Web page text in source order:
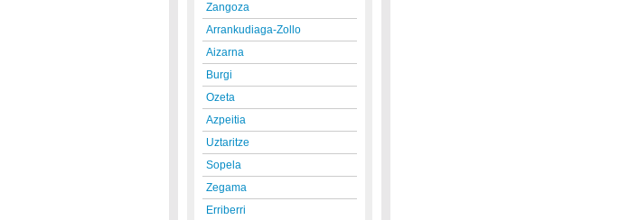
Zangoza
Arrankudiaga-Zollo
Aizarna
Burgi
Ozeta
Azpeitia
Uztaritze
Sopela
Zegama
Erriberri